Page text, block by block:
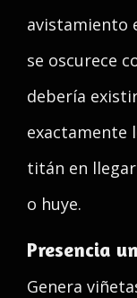
avistamiento
se oscurece
debería
exactamente
titán en
o huye.
Presencia
Genera